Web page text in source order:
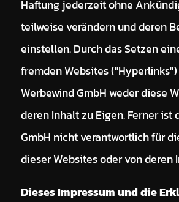
Haftung jederzeit ohne
teilweise verändern und deren
einstellen. Durch das Setzen
fremden Websites
Werbewind GmbH weder diese
deren Inhalt zu Eigen. Ferner ist
GmbH nicht verantwortlich für
dieser Websites oder von deren
Dieses Impressum und die